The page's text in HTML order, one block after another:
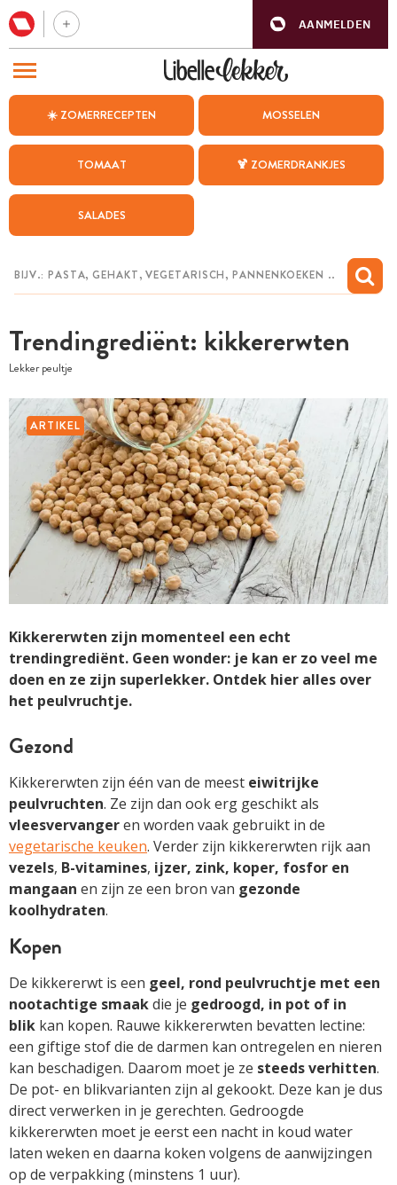
AANMELDEN
☀️ ZOMERRECEPTEN MOSSELEN
TOMAAT 🍹 ZOMERDRANKJES
SALADES
Trendingrediënt: kikkererwten
Lekker peultje
ARTIKEL
Kikkererwten zijn momenteel een echt
trendingrediënt. Geen wonder: je kan er zo veel me
doen en ze zijn superlekker. Ontdek hier alles over
het peulvruchtje.
Gezond
Kikkererwten zijn één van de meest eiwitrijke
peulvruchten. Ze zijn dan ook erg geschikt als
vleesvervangeren worden vaak gebruikt in de
vegetarische keuken. Verder zijn kikkererwten rijk aan
vezels, B-vitamines, ijzer, zink, koper, fosfor en
mangaan en zijn ze een bron van gezonde
koolhydraten.
Kopen
De kikkererwt is een geel, rond peulvruchtje met een
nootachtige smaakdie je gedroogd, in pot of in
blik kan kopen. Rauwe kikkererwten bevatten lectine:
een giftige stof die de darmen kan ontregelen en nieren
kan beschadigen. Daarom moet je ze steeds verhitten.
De pot- en blikvarianten zijn al gekookt. Deze kan je dus
direct verwerken in je gerechten. Gedroogde
kikkererwten moet je eerst een nacht in koud water
laten weken en daarna koken volgens de aanwijzingen
op de verpakking (minstens 1 uur).
BEZOEK ONZE ANDERE WEBSITES
WEEKMENU
CHAT MET MAIA
MIJN BEWAARDE RECEPTEN